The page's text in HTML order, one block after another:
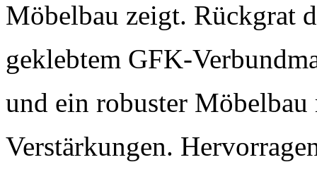
Möbelbau zeigt. Rückgrat
geklebtem GFK-
und ein robuster
Verstärkungen.